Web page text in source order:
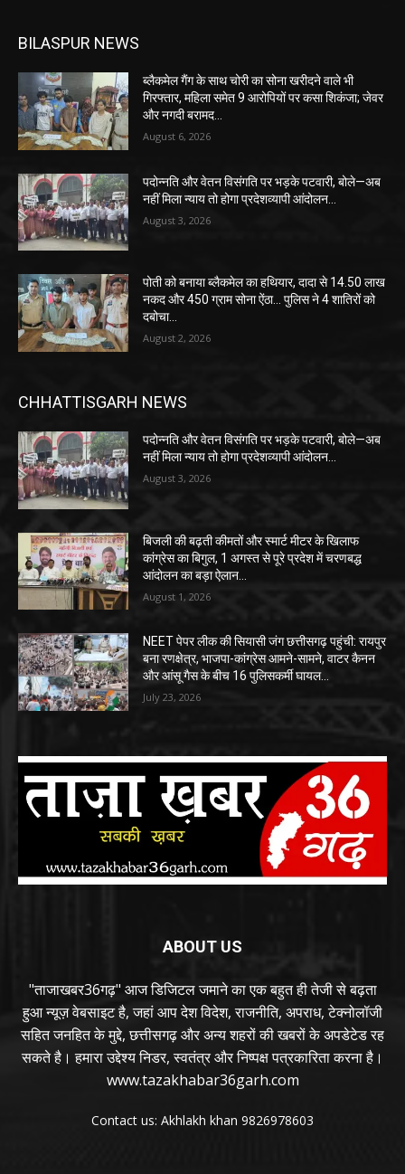
BILASPUR NEWS
ब्लैकमेल गैंग के साथ चोरी का सोना खरीदने वाले भी
गिरफ्तार, महिला समेत 9 आरोपियों पर कसा शिकंजा; जेवर
और नगदी बरामद…
August 6, 2026
पदोन्नति और वेतन विसंगति पर भड़के पटवारी, बोले—अब
नहीं मिला न्याय तो होगा प्रदेशव्यापी आंदोलन…
August 3, 2026
पोती को बनाया ब्लैकमेल का हथियार, दादा से 14.50 लाख
नकद और 450 ग्राम सोना ऐंठा… पुलिस ने 4 शातिरों को
दबोचा…
August 2, 2026
CHHATTISGARH NEWS
पदोन्नति और वेतन विसंगति पर भड़के पटवारी, बोले—अब
नहीं मिला न्याय तो होगा प्रदेशव्यापी आंदोलन…
August 3, 2026
बिजली की बढ़ती कीमतों और स्मार्ट मीटर के खिलाफ
कांग्रेस का बिगुल, 1 अगस्त से पूरे प्रदेश में चरणबद्ध
आंदोलन का बड़ा ऐलान…
August 1, 2026
NEET पेपर लीक की सियासी जंग छत्तीसगढ़ पहुंची: रायपुर
बना रणक्षेत्र, भाजपा-कांग्रेस आमने-सामने, वाटर कैनन
और आंसू गैस के बीच 16 पुलिसकर्मी घायल…
July 23, 2026
ABOUT US
"ताजाखबर36गढ़" आज डिजिटल जमाने का एक बहुत ही तेजी से बढ़ता
हुआ न्यूज़ वेबसाइट है, जहां आप देश विदेश, राजनीति, अपराध, टेक्नोलॉजी
सहित जनहित के मुद्दे, छत्तीसगढ़ और अन्य शहरों की खबरों के अपडेटेड रह
सकते है। हमारा उद्देश्य निडर, स्वतंत्र और निष्पक्ष पत्रकारिता करना है।
www.tazakhabar36garh.com
Contact us: Akhlakh khan 9826978603